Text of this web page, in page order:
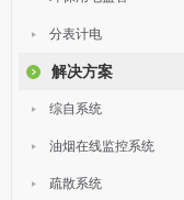
分表计电
解决方案
综自系统
油烟在线监控系统
疏散系统